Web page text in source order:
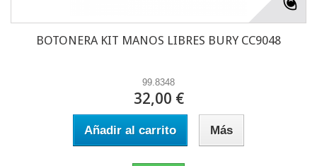
BOTONERA KIT MANOS LIBRES BURY CC9048
99.8348
32,00 €
Añadir al carrito Más